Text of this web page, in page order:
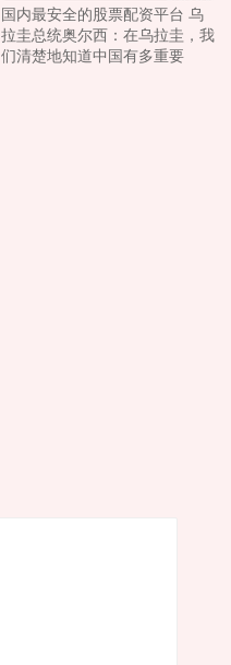
国内最安全的股票配资平台 乌
拉圭总统奥尔西：在乌拉圭，我
们清楚地知道中国有多重要